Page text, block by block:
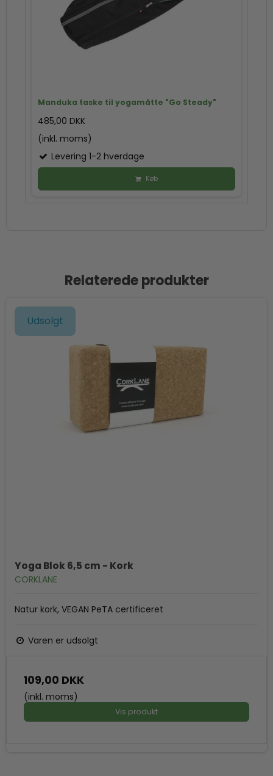
Manduka taske til yogamåtte "Go Steady"
485,00 DKK
(inkl. moms)
Levering 1-2 hverdage
Køb
Relaterede produkter
Udsolgt
Yoga Blok 6,5 cm - Kork
CORKLANE
Natur kork, VEGAN PeTA certificeret
Varen er udsolgt
109,00 DKK
(inkl. moms)
Vis produkt